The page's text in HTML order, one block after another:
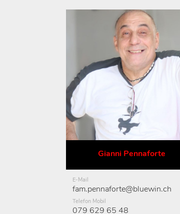
Gianni Pennaforte
E-Mail
fam.pennaforte@bluewin.ch
Telefon Mobil
079 629 65 48